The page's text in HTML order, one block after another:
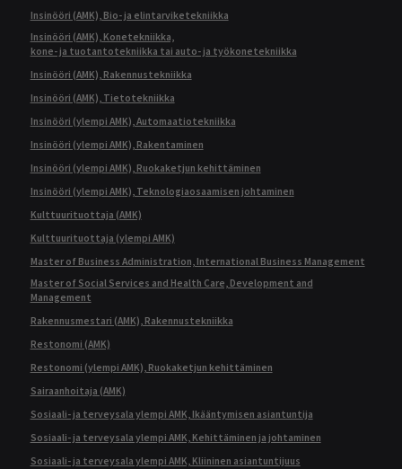
Insinööri (AMK), Bio- ja elintarviketekniikka
Insinööri (AMK), Konetekniikka,
kone- ja tuotantotekniikka tai auto- ja työkonetekniikka
Insinööri (AMK), Rakennustekniikka
Insinööri (AMK), Tietotekniikka
Insinööri (ylempi AMK), Automaatiotekniikka
Insinööri (ylempi AMK), Rakentaminen
Insinööri (ylempi AMK), Ruokaketjun kehittäminen
Insinööri (ylempi AMK), Teknologiaosaamisen johtaminen
Kulttuurituottaja (AMK)
Kulttuurituottaja (ylempi AMK)
Master of Business Administration, International Business Management
Master of Social Services and Health Care, Development and
Management
Rakennusmestari (AMK), Rakennustekniikka
Restonomi (AMK)
Restonomi (ylempi AMK), Ruokaketjun kehittäminen
Sairaanhoitaja (AMK)
Sosiaali- ja terveysala ylempi AMK, Ikääntymisen asiantuntija
Sosiaali- ja terveysala ylempi AMK, Kehittäminen ja johtaminen
Sosiaali- ja terveysala ylempi AMK, Kliininen asiantuntijuus